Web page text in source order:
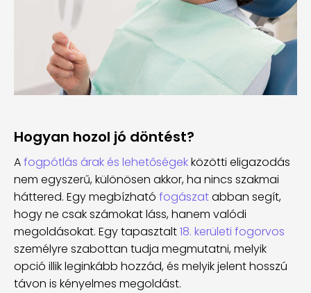
Hogyan hozol jó döntést?
Afogpótlás árak és lehetőségekközötti eligazodás
nem egyszerű, különösen akkor, ha nincs szakmai
háttered. Egy megbízható fogászatabban segít,
hogy ne csak számokat láss, hanem valódi
megoldásokat. Egy tapasztalt18. kerületi fogorvos
személyre szabottan tudja megmutatni, melyik
opció illik leginkább hozzád, és melyik jelent hosszú
távon is kényelmes megoldást.